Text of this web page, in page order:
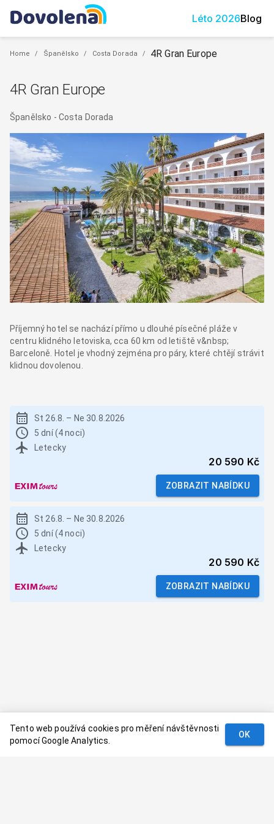
Léto 2026Blog
Home / Španělsko / Costa Dorada / 4R Gran Europe
4R Gran Europe
Španělsko - Costa Dorada
Příjemný hotel se nachází přímo u dlouhé písečné pláže v
centru klidného letoviska, cca 60 km od letiště v&nbsp;
Barceloně. Hotel je vhodný zejména pro páry, které chtějí strávit
klidnou dovolenou.
St 26.8. – Ne 30.8.2026
5 dní (4 noci)
Letecky
20 590 Kč
ZOBRAZIT NABÍDKU
St 26.8. – Ne 30.8.2026
5 dní (4 noci)
Letecky
20 590 Kč
ZOBRAZIT NABÍDKU
Tento web používá cookies pro měření návštěvnosti
pomocí Google Analytics.
OK